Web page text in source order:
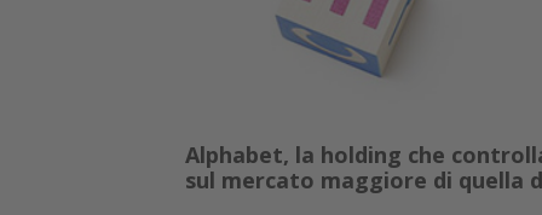
Alphabet, la holding che
sul mercato maggiore di quella